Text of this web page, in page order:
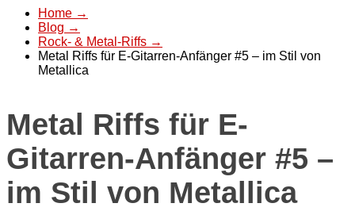
Home →
Blog →
Rock- & Metal-Riffs →
Metal Riffs für E-Gitarren-Anfänger #5 – im Stil von
Metallica
Metal Riffs für E-
Gitarren-Anfänger #5 –
im Stil von Metallica